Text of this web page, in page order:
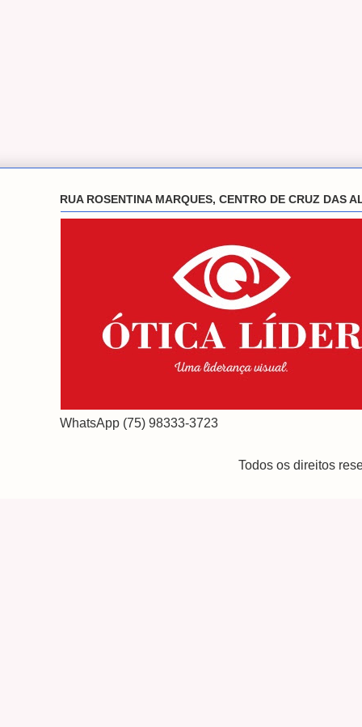
RUA ROSENTINA MARQUES, CENTRO DE CRUZ DAS
WhatsApp (75) 98333-3723
Todos os direitos